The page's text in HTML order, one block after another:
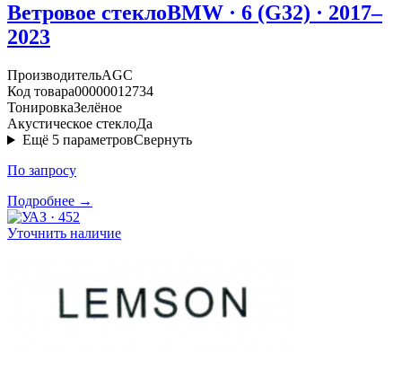
Ветровое стеклоBMW · 6 (G32) · 2017–
2023
ПроизводительAGC
Код товара00000012734
ТонировкаЗелёное
Акустическое стеклоДа
Ещё 5 параметровСвернуть
По запросу
Подробнее →
Уточнить наличие